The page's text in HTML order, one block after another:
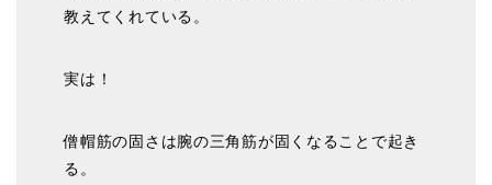
教えてくれている。
実は！
僧帽筋の固さは腕の三角筋が固くなることで起き
る。